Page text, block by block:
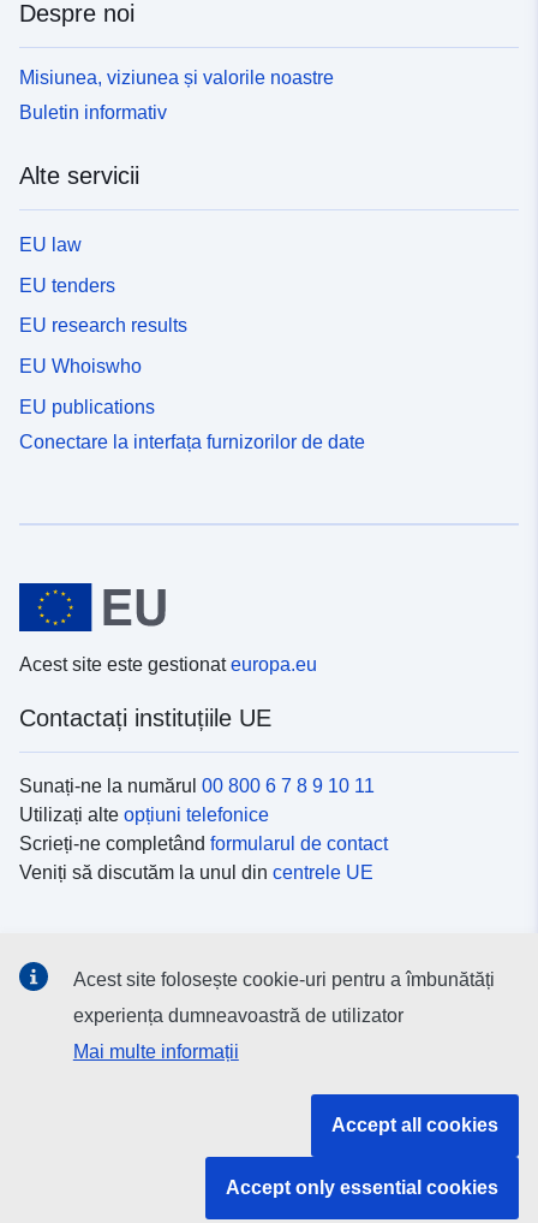
Despre noi
Misiunea, viziunea și valorile noastre
Buletin informativ
Alte servicii
EU law
EU tenders
EU research results
EU Whoiswho
EU publications
Conectare la interfața furnizorilor de date
Acest site este gestionateuropa.eu
Contactați instituțiile UE
Sunați-ne la numărul 00 800 6 7 8 9 10 11
Utilizați alte opțiuni telefonice
Scrieți-ne completând formularul de contact
Veniți să discutăm la unul din centrele UE
Descoperiți canalele UEpe rețelele sociale
Instituțiile și organismele UE
Acest site folosește cookie-uri pentru a îmbunătăți
experiența dumneavoastră de utilizator
Mai multe informații
Accept all cookies
Accept only essential cookies